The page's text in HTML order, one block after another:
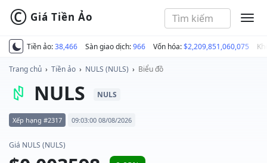
Tiền ảo:38,466 Sàn giao dịch:966 Vốn hóa:$2,209,851,060,075
© Giá Tiền Ảo
Trang chủ › Tiền ảo › NULS (NULS) › Biểu đồ
NULS NULS
Xếp hạng #2317 09:03:00 08/08/2026
Giá NULS (NULS)